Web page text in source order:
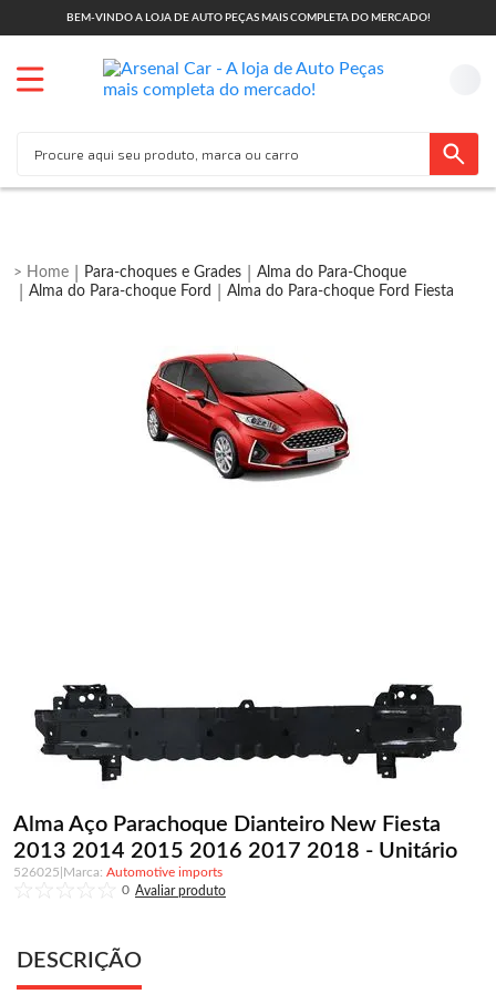
BEM-VINDO A LOJA DE AUTO PEÇAS MAIS COMPLETA DO MERCADO!
Para-choques e Grades
Alma do Para-Choque
Alma do Para-choque Ford
Alma do Para-choque Ford Fiesta
Alma Aço Parachoque Dianteiro New Fiesta
2013 2014 2015 2016 2017 2018 - Unitário
526025
Automotive imports
0
DESCRIÇÃO